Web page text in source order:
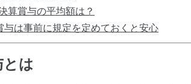
算賞与の平均額は？
与は事前に規定を定めておくと安心
とは